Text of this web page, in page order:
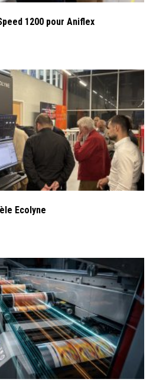
1200 pour Aniflex
Ecolyne